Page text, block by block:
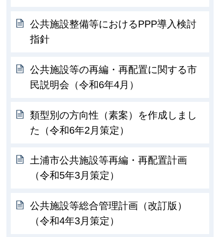
公共施設整備等におけるPPP導入検討
指針
公共施設等の再編・再配置に関する市
民説明会（令和6年4月）
類型別の方向性（素案）を作成しまし
た（令和6年2月策定）
土浦市公共施設等再編・再配置計画
（令和5年3月策定）
公共施設等総合管理計画（改訂版）
（令和4年3月策定）